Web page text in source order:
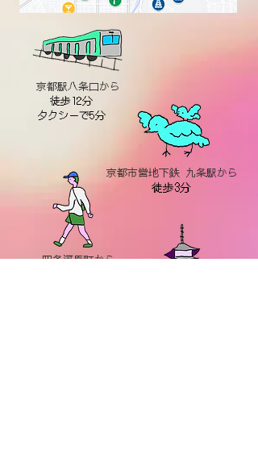
京都駅八条口から
京都市営地下鉄 九条駅から
徒歩3分
徒歩12分
タクシーで5分
四条河原町から